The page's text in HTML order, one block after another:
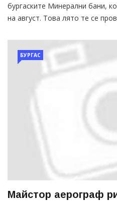
бургаските Минерални бани,
на август. Това лято те се
БУРГАС
Майстор аерограф